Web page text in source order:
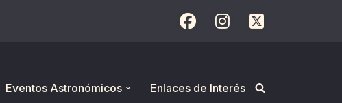
Eventos Astronómicos Enlaces de Interés